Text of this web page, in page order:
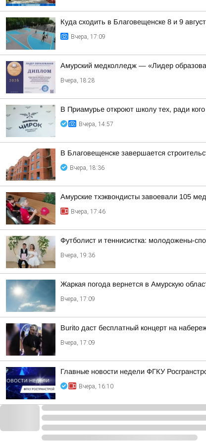
Куда сходить в Благовещенске 8 и 9
Вчера, 17:09
Амурский медколледж — «Лидер
Вчера, 18:28
В Приамурье откроют школу тех, ради
Вчера, 14:57
В Благовещенске завершается
Вчера, 18:36
Амурские тхэквондисты завоевали 105
Вчера, 17:46
Футболист и теннисистка: молодожены-
Вчера, 19:36
Жаркая погода вернется в Амурскую
Вчера, 17:09
Burito даст бесплатный концерт на
Вчера, 17:09
Главные новости недели ФГКУ
Вчера, 16:10